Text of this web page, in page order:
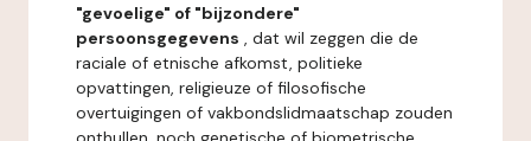
"gevoelige" of "bijzondere"
persoonsgegevens , dat wil zeggen die de
raciale of etnische afkomst, politieke
opvattingen, religieuze of filosofische
overtuigingen of vakbondslidmaatschap zouden